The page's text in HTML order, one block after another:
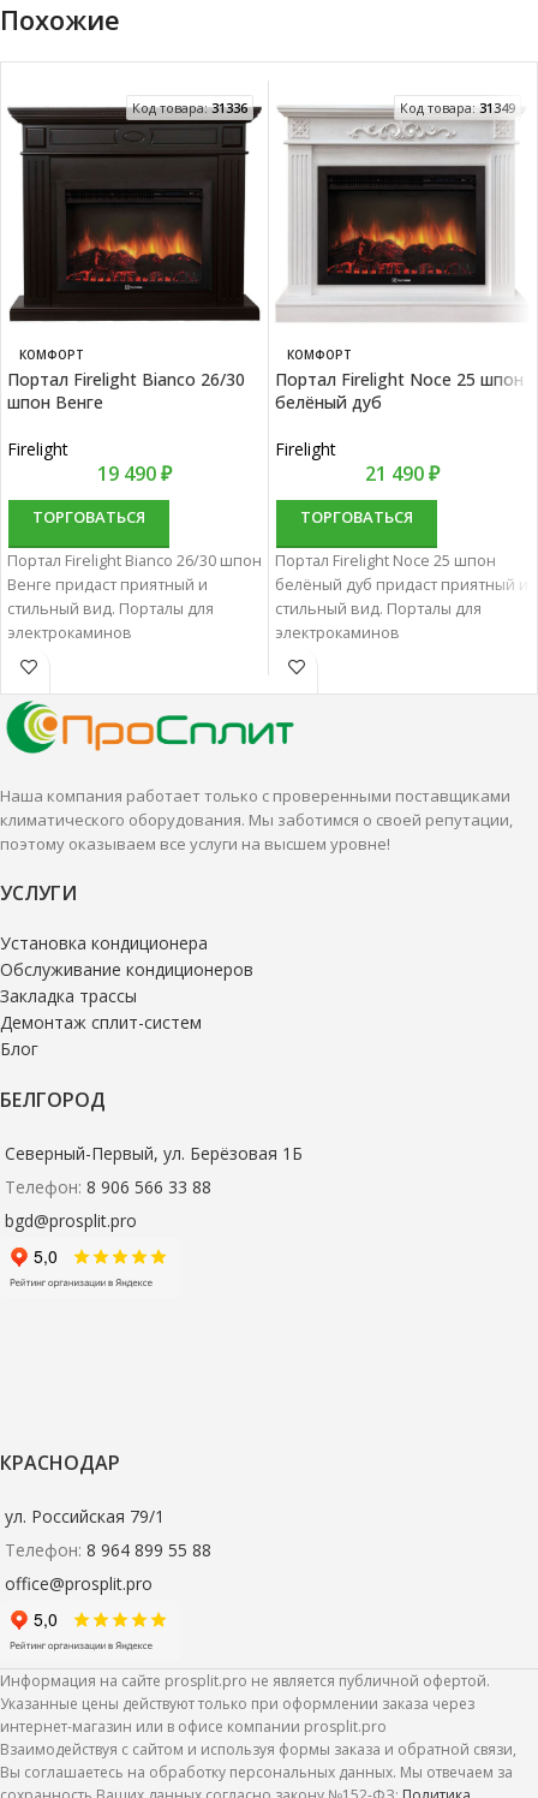
Похожие
Код товара:31336
КОМФОРТ
Портал Firelight Bianco 26/30
шпон Венге
Firelight
19 490₽
ТОРГОВАТЬСЯ
Портал Firelight Bianco 26/30 шпон
Венге придаст приятный и
стильный вид. Порталы для
электрокаминов
характеризуются отменным
качеством и надежностью.
Код товара:31349
КОМФОРТ
Портал Firelight Noce 25 шпон
белёный дуб
Firelight
21 490₽
ТОРГОВАТЬСЯ
Портал Firelight Noce 25 шпон
белёный дуб придаст приятный и
стильный вид. Порталы для
электрокаминов
характеризуются отменным
качеством и надежностью.
Наша компания работает только с проверенными поставщиками
климатического оборудования. Мы заботимся о своей репутации,
поэтому оказываем все услуги на высшем уровне!
УСЛУГИ
Установка кондиционера
Обслуживание кондиционеров
Закладка трассы
Демонтаж сплит-систем
Блог
БЕЛГОРОД
Северный-Первый, ул. Берёзовая 1Б
Телефон: 8 906 566 33 88
bgd@prosplit.pro
КРАСНОДАР
ул. Российская 79/1
Телефон: 8 964 899 55 88
office@prosplit.pro
Информация на сайте prosplit.pro не является публичной офертой.
Указанные цены действуют только при оформлении заказа через
интернет-магазин или в офисе компании prosplit.pro
Взаимодействуя с сайтом и используя формы заказа и обратной связи,
Вы соглашаетесь на обработку персональных данных. Мы отвечаем за